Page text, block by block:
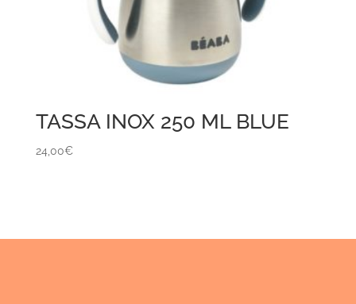
TASSA INOX 250 ML BLUE
24,00€